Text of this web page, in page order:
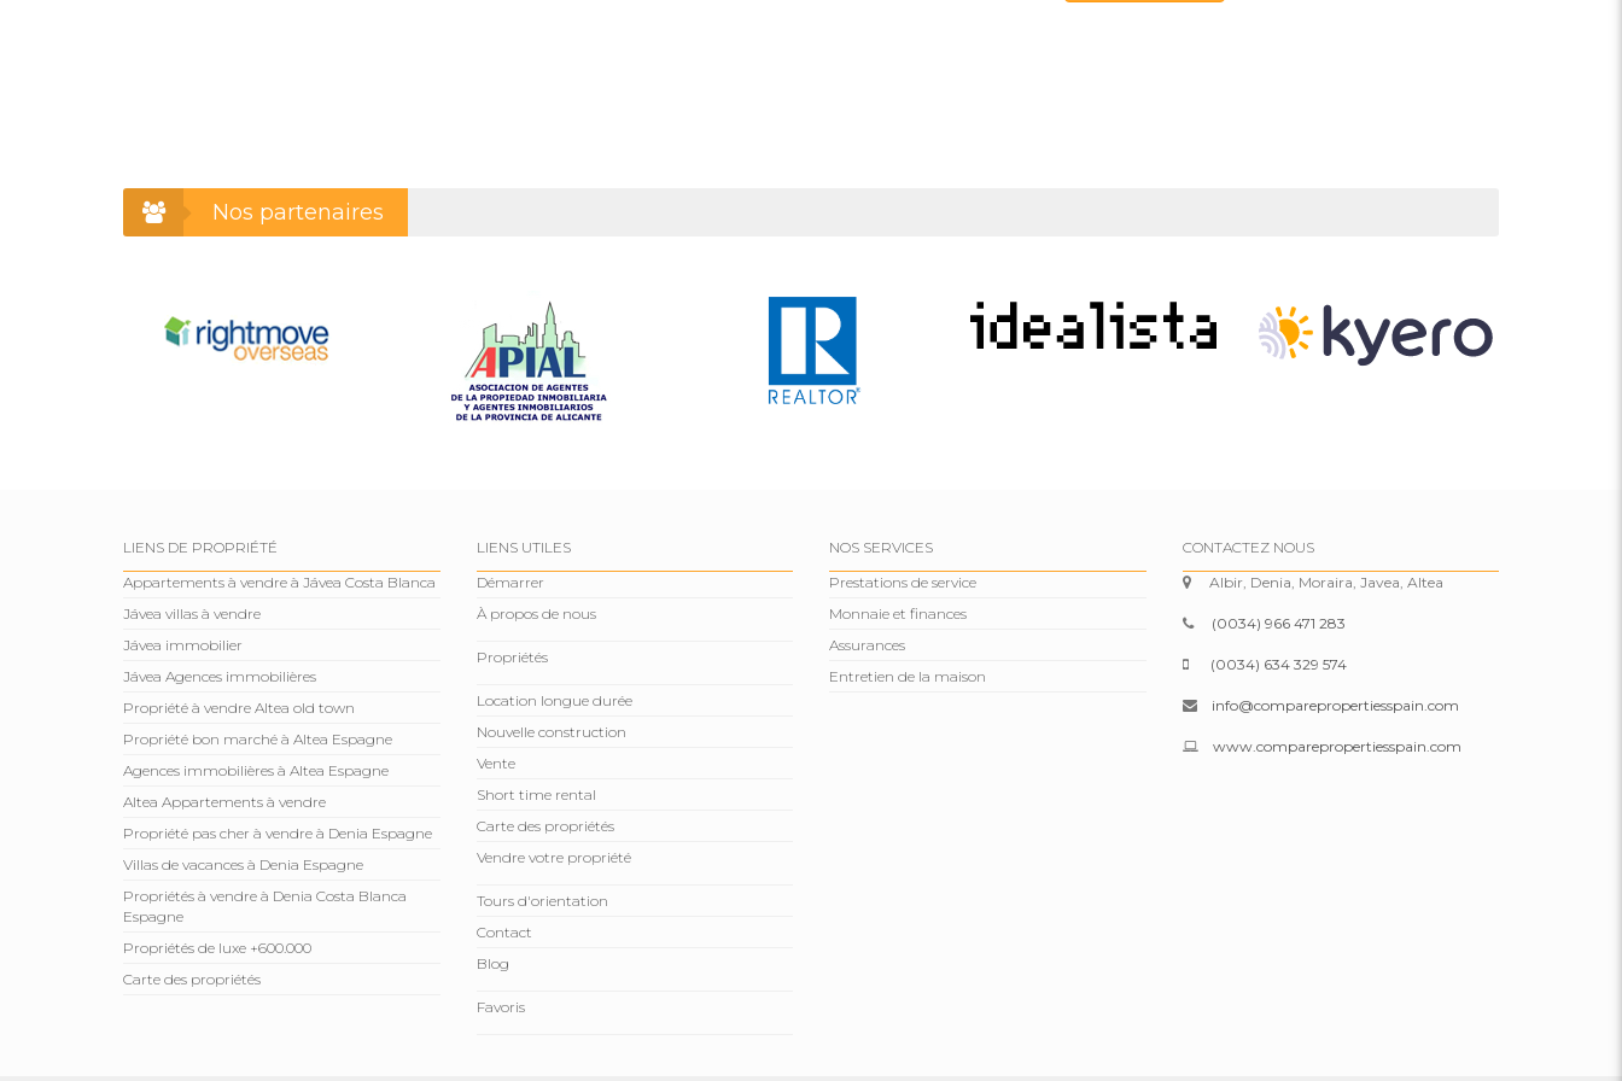
Nos partenaires
LIENS DE PROPRIÉTÉ
Appartements à vendre à Jávea Costa Blanca
Jávea villas à vendre
Jávea immobilier
Jávea Agences immobilières
Propriété à vendre Altea old town
Propriété bon marché à Altea Espagne
Agences immobilières à Altea Espagne
Altea Appartements à vendre
Propriété pas cher à vendre à Denia Espagne
Villas de vacances à Denia Espagne
Propriétés à vendre à Denia Costa Blanca
Espagne
Propriétés de luxe +600.000
Carte des propriétés
LIENS UTILES
Démarrer
À propos de nous
Propriétés
Location longue durée
Nouvelle construction
Vente
Short time rental
Carte des propriétés
Vendre votre propriété
Tours d'orientation
Contact
Blog
Favoris
NOS SERVICES
Prestations de service
Monnaie et finances
Assurances
Entretien de la maison
CONTACTEZ NOUS
Albir, Denia, Moraira, Javea, Altea
(0034) 966 471 283
(0034) 634 329 574
info@comparepropertiesspain.com
www.comparepropertiesspain.com